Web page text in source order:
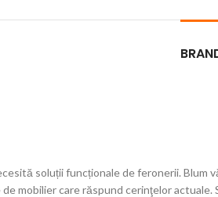
soluții funcționale de feronerii. Blum
mobilier care răspund cerinţelor